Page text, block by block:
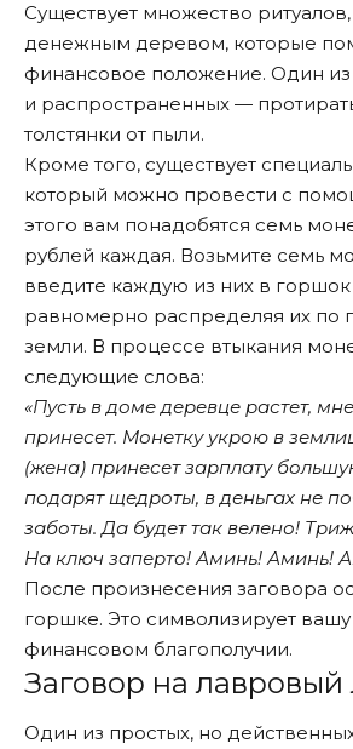
Существует множество
денежным деревом, которые
финансовое положение. Один
и распространенных —
толстянки от пыли.
Кроме того, существует
который можно провести с
этого вам понадобятся семь
рублей каждая. Возьмите семь
введите каждую из них в
равномерно распределяя их по
земли. В процессе втыкания
следующие слова:
«Пусть в доме деревце растет,
принесет. Монетку укрою в
(жена) принесет зарплату
подарят щедроты, в деньгах не
заботы. Да будет так велено!
На ключ заперто! Аминь! Аминь!
После произнесения заговора
горшке. Это символизирует
финансовом благополучии.
Заговор на лавровый
Один из простых, но